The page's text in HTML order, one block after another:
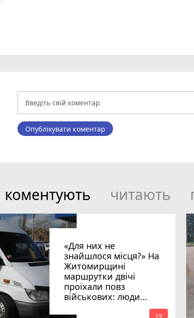
Опублікувати коментар
коментують читають
«Для них не
знайшлося місця?» На
Житомирщині
маршрутки двічі
проїхали повз
військових: люди
вимагають покарати
19